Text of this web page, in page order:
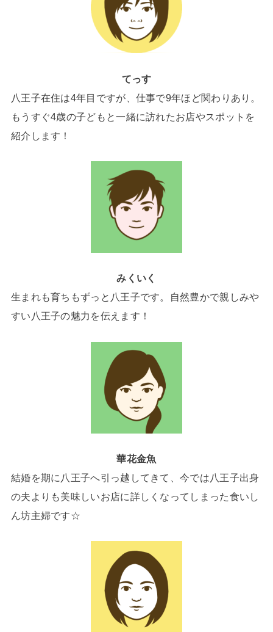
てっす
八王子在住は4年目ですが、仕事で9年ほど関わりあり。
もうすぐ4歳の子どもと一緒に訪れたお店やスポットを
紹介します！
みくいく
生まれも育ちもずっと八王子です。自然豊かで親しみや
すい八王子の魅力を伝えます！
華花金魚
結婚を期に八王子へ引っ越してきて、今では八王子出身
の夫よりも美味しいお店に詳しくなってしまった食いし
ん坊主婦です☆